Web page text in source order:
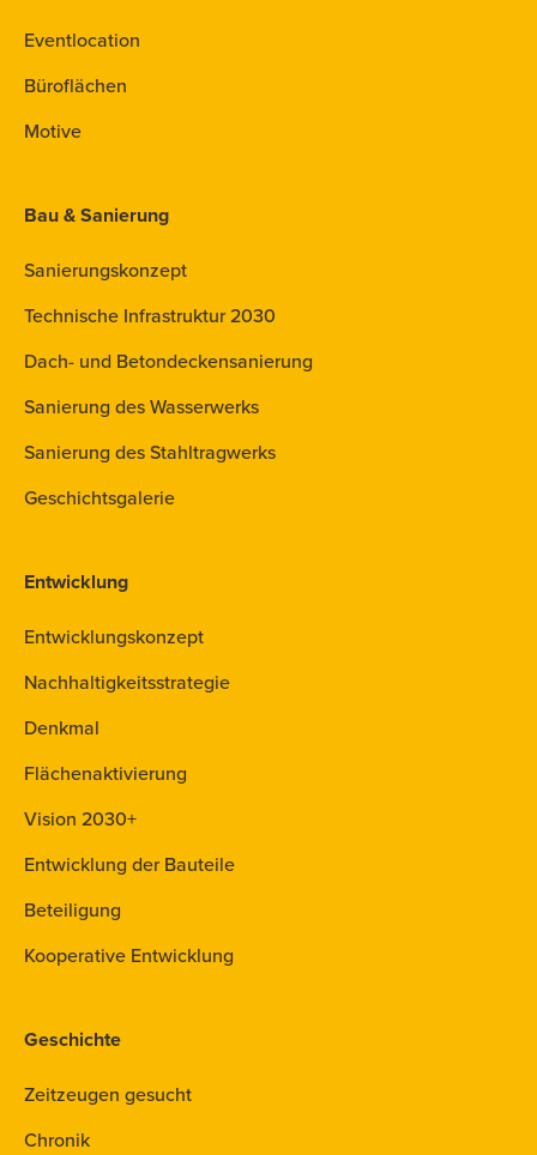
Eventlocation
Büroflächen
Motive
Bau & Sanierung
Sanierungskonzept
Technische Infrastruktur 2030
Dach- und Betondeckensanierung
Sanierung des Wasserwerks
Sanierung des Stahltragwerks
Geschichtsgalerie
Entwicklung
Entwicklungskonzept
Nachhaltigkeitsstrategie
Denkmal
Flächenaktivierung
Vision 2030+
Entwicklung der Bauteile
Beteiligung
Kooperative Entwicklung
Geschichte
Zeitzeugen gesucht
Chronik